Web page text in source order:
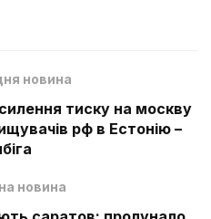
новина
тиску на москву
рф в Естонію –
новина